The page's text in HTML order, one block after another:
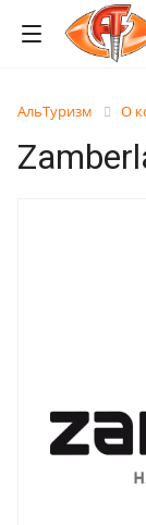
АльТуризм О